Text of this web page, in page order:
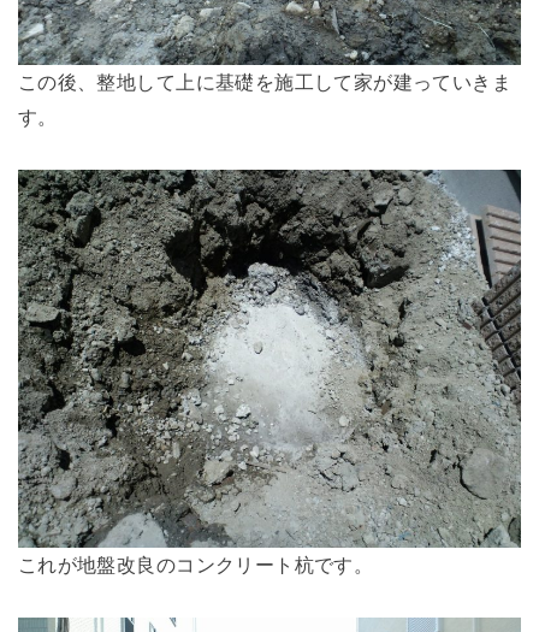
この後、整地して上に基礎を施工して家が建っていきま
す。
これが地盤改良のコンクリート杭です。